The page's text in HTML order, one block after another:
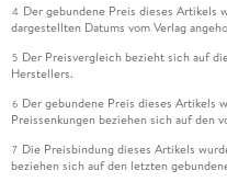
4 Der gebundene Preis dieses Artikels
dargestellten Datums vom Verlag
5 Der Preisvergleich bezieht sich auf
Herstellers.
6 Der gebundene Preis dieses Artikels
Preissenkungen beziehen sich auf den
7 Die Preisbindung dieses Artikels
beziehen sich auf den letzten